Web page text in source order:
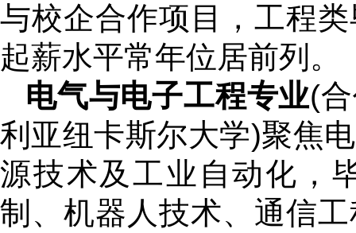
与校企合作项目，工程
起薪水平常年位居前列。
电气与电子工程专业(
利亚纽卡斯尔大学)聚焦
源技术及工业自动化，
制、机器人技术、通信